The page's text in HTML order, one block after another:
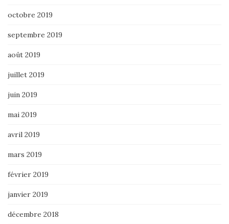
octobre 2019
septembre 2019
août 2019
juillet 2019
juin 2019
mai 2019
avril 2019
mars 2019
février 2019
janvier 2019
décembre 2018